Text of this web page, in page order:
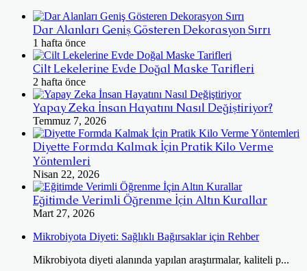
Dar Alanları Geniş Gösteren Dekorasyon Sırrı
1 hafta önce
Cilt Lekelerine Evde Doğal Maske Tarifleri
2 hafta önce
Yapay Zeka İnsan Hayatını Nasıl Değiştiriyor?
Temmuz 7, 2026
Diyette Formda Kalmak İçin Pratik Kilo Verme
Yöntemleri
Nisan 22, 2026
Eğitimde Verimli Öğrenme İçin Altın Kurallar
Mart 27, 2026
Mikrobiyota Diyeti: Sağlıklı Bağırsaklar için Rehber
Mikrobiyota diyeti alanında yapılan araştırmalar, kaliteli p...